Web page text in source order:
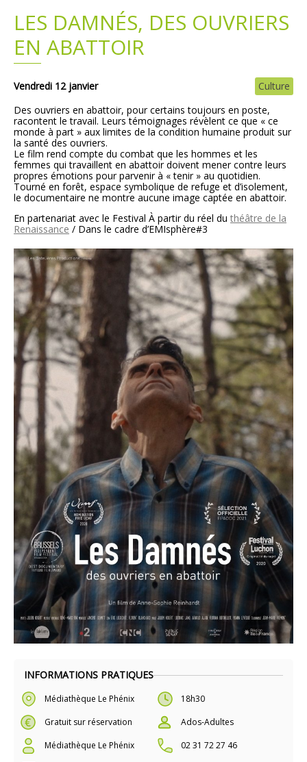
INFORMATIONS PRATIQUES
Médiathèque Le Phénix
18h30
Gratuit sur réservation
Ados-Adultes
Médiathèque Le Phénix
02 31 72 27 46
LES DAMNÉS, DES OUVRIERS
EN ABATTOIR
Vendredi 12 janvier
Culture
Des ouvriers en abattoir, pour certains toujours en poste,
racontent le travail. Leurs témoignages révèlent ce que « ce
monde à part » aux limites de la condition humaine produit sur
la santé des ouvriers.
Le film rend compte du combat que les hommes et les
femmes qui travaillent en abattoir doivent mener contre leurs
propres émotions pour parvenir à « tenir » au quotidien.
Tourné en forêt, espace symbolique de refuge et d’isolement,
le documentaire ne montre aucune image captée en abattoir.
En partenariat avec le Festival À partir du réel du théâtre de la
Renaissance / Dans le cadre d’EMIsphère#3
Plans
Demandes légales
Emploi
Marchés publics
Grands projets